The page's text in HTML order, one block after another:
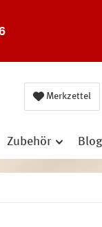
Merkzettel
Zubehör Blog